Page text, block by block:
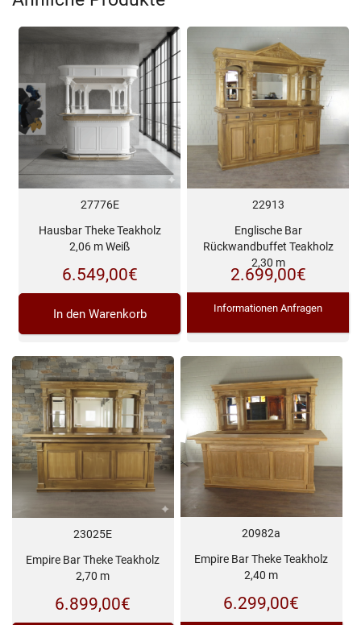
27776E
Hausbar Theke Teakholz
2,06 m Weiß
6.549,00€
In den Warenkorb
22913
Englische Bar
Rückwandbuffet Teakholz
2,30 m
2.699,00€
Informationen Anfragen
23025E
Empire Bar Theke Teakholz
2,70 m
6.899,00€
20982a
Empire Bar Theke Teakholz
2,40 m
6.299,00€